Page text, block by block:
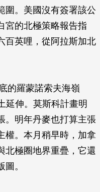
圍。美國沒有簽署該公
宮的北極策略報告指
百英哩，從阿拉斯加北
的羅蒙諾索夫海嶺
延伸。莫斯科計畫明
。明年丹麥也打算主張
權。本月稍早時，加拿
北極圈地界重疊，它還
。